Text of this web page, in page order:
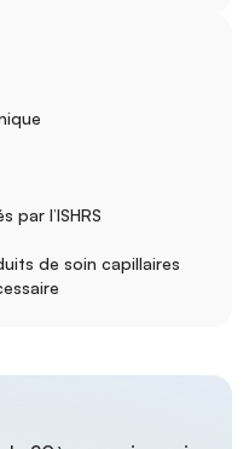
par l’ISHRS
de soin capillaires